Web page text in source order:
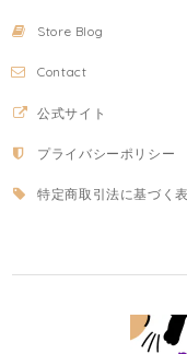
Store Blog
Contact
公式サイト
プライバシーポリシー
特定商取引法に基づく